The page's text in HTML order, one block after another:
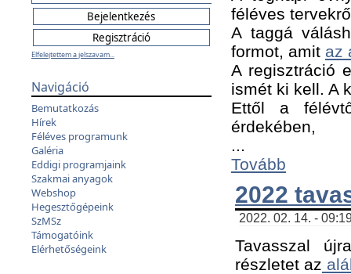
Elfelejtettem a jelszavam...
Navigáció
Bemutatkozás
Hírek
Féléves programunk
Galéria
Eddigi programjaink
Szakmai anyagok
Webshop
Hegesztőgépeink
SzMSz
Támogatóink
Elérhetőségeink
féléves
A taggá
formot, amit az
A regisztráció
ismét ki kell. A
Ettől a
érdekében,
...
Tovább
2022
2022. 02. 14. -
Tavasszal
részletet az